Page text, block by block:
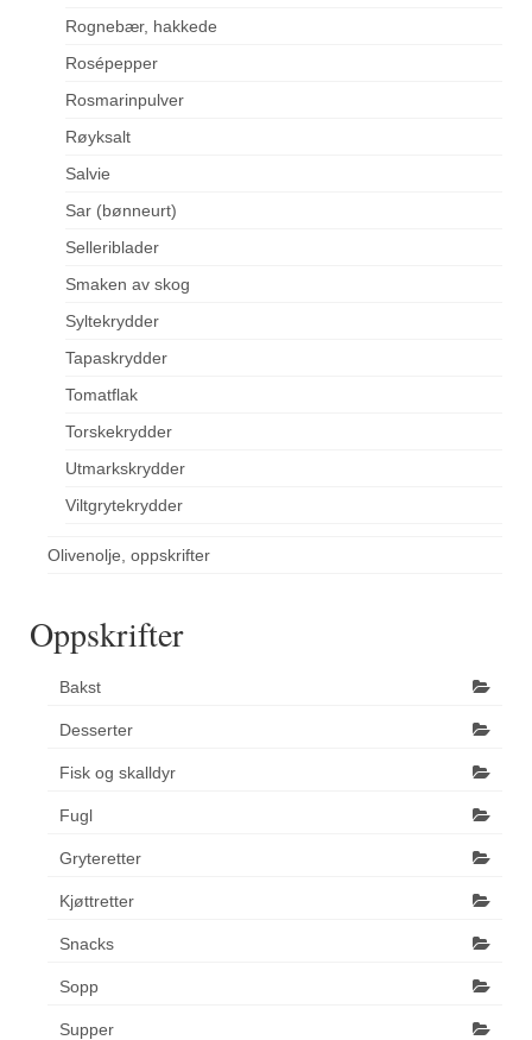
Rognebær, hakkede
Rosépepper
Rosmarinpulver
Røyksalt
Salvie
Sar (bønneurt)
Selleriblader
Smaken av skog
Syltekrydder
Tapaskrydder
Tomatflak
Torskekrydder
Utmarkskrydder
Viltgrytekrydder
Olivenolje, oppskrifter
Oppskrifter
Bakst
Desserter
Fisk og skalldyr
Fugl
Gryteretter
Kjøttretter
Snacks
Sopp
Supper